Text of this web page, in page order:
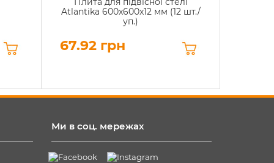
Atlantika 600x600x12 мм (12 шт./
уп.)
67.92 грн
Ми в соц. мережах